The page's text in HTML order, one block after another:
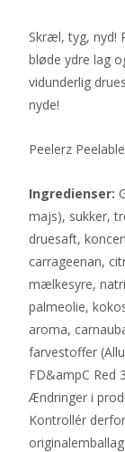
Skræl, tyg, nyd!
bløde ydre lag
vidunderlig
nyde!
Peelerz
Ingredienser:
majs), sukker,
druesaft,
carrageenan,
mælkesyre,
palmeolie,
aroma,
farvestoffer
FD&ampC Red
Ændringer i
Kontrollér